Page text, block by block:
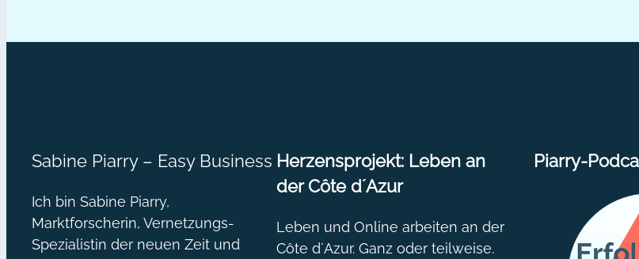
Sabine Piarry – Easy Business
Ich bin Sabine Piarry,
Marktforscherin, Vernetzungs-
Spezialistin der neuen Zeit und
Herzensprojekt: Leben an
der Côte d´Azur
Leben und Online arbeiten an der
Côte d´Azur. Ganz oder teilweise.
Piarry-